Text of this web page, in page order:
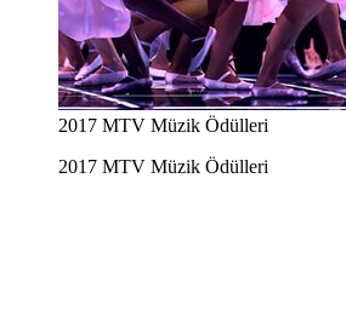
2017 MTV Müzik Ödülleri
2017 MTV Müzik Ödülleri